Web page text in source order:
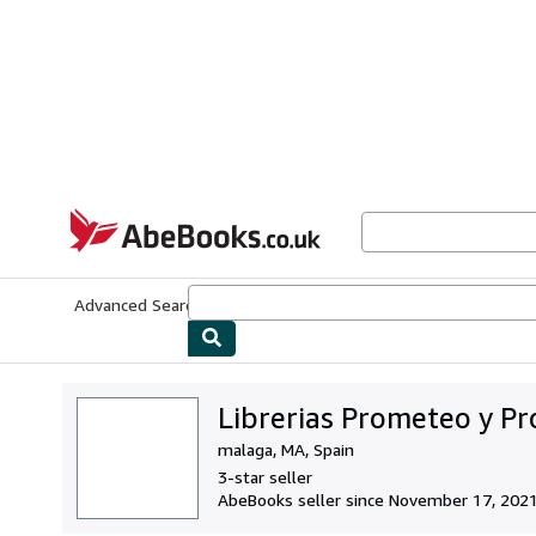
AbeBooks.co.uk
Advanced Search
Librerias Prometeo y
malaga, MA, Spain
3-star seller
AbeBooks seller since November 17,